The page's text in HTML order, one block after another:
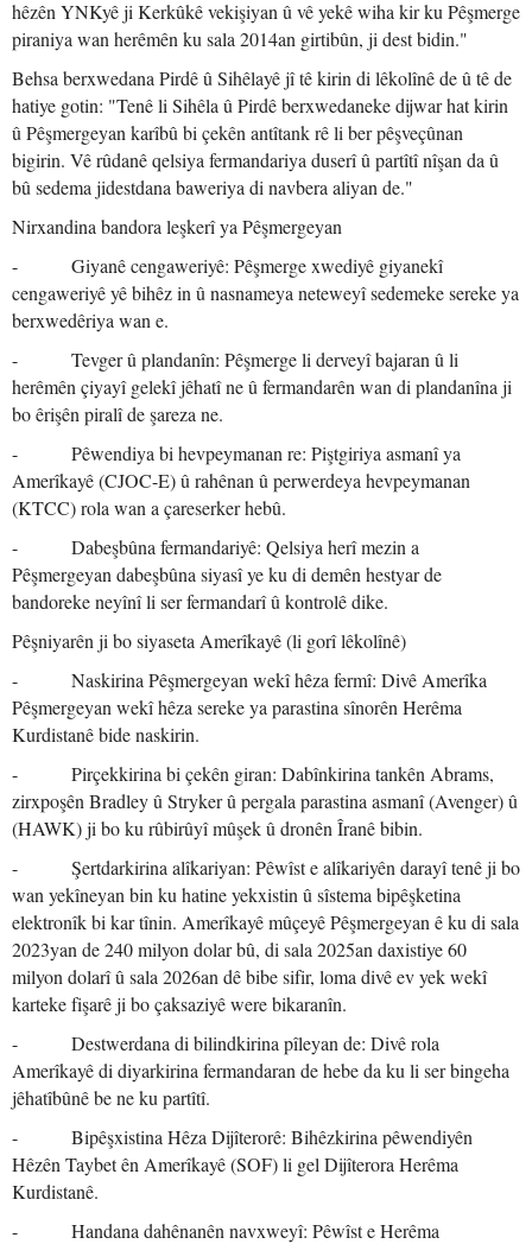
hêzên YNKyê ji Kerkûkê vekişiyan û vê yekê wiha kir ku Pêşmerge
piraniya wan herêmên ku sala 2014an girtibûn, ji dest bidin."
Behsa berxwedana Pirdê û Sihêlayê jî tê kirin di lêkolînê de û tê de
hatiye gotin: "Tenê li Sihêla û Pirdê berxwedaneke dijwar hat kirin
û Pêşmergeyan karîbû bi çekên antîtank rê li ber pêşveçûnan
bigirin. Vê rûdanê qelsiya fermandariya duserî û partîtî nîşan da û
bû sedema jidestdana baweriya di navbera aliyan de."
Nirxandina bandora leşkerî ya Pêşmergeyan
- Giyanê cengaweriyê: Pêşmerge xwediyê giyanekî
cengaweriyê yê bihêz in û nasnameya neteweyî sedemeke sereke ya
berxwedêriya wan e.
- Tevger û plandanîn: Pêşmerge li derveyî bajaran û li
herêmên çiyayî gelekî jêhatî ne û fermandarên wan di plandanîna ji
bo êrişên piralî de şareza ne.
- Pêwendiya bi hevpeymanan re: Piştgiriya asmanî ya
Amerîkayê (CJOC-E) û rahênan û perwerdeya hevpeymanan
(KTCC) rola wan a çareserker hebû.
- Dabeşbûna fermandariyê: Qelsiya herî mezin a
Pêşmergeyan dabeşbûna siyasî ye ku di demên hestyar de
bandoreke neyînî li ser fermandarî û kontrolê dike.
Pêşniyarên ji bo siyaseta Amerîkayê (li gorî lêkolînê)
- Naskirina Pêşmergeyan wekî hêza fermî: Divê Amerîka
Pêşmergeyan wekî hêza sereke ya parastina sînorên Herêma
Kurdistanê bide naskirin.
- Pirçekkirina bi çekên giran: Dabînkirina tankên Abrams,
zirxpoşên Bradley û Stryker û pergala parastina asmanî (Avenger) û
(HAWK) ji bo ku rûbirûyî mûşek û dronên Îranê bibin.
- Şertdarkirina alîkariyan: Pêwîst e alîkariyên darayî tenê ji bo
wan yekîneyan bin ku hatine yekxistin û sîstema bipêşketina
elektronîk bi kar tînin. Amerîkayê mûçeyê Pêşmergeyan ê ku di sala
2023yan de 240 milyon dolar bû, di sala 2025an daxistiye 60
milyon dolarî û sala 2026an dê bibe sifir, loma divê ev yek wekî
karteke fişarê ji bo çaksaziyê were bikaranîn.
- Destwerdana di bilindkirina pîleyan de: Divê rola
Amerîkayê di diyarkirina fermandaran de hebe da ku li ser bingeha
jêhatîbûnê be ne ku partîtî.
- Bipêşxistina Hêza Dijîterorê: Bihêzkirina pêwendiyên
Hêzên Taybet ên Amerîkayê (SOF) li gel Dijîterora Herêma
Kurdistanê.
- Handana dahênanên navxweyî: Pêwîst e Herêma